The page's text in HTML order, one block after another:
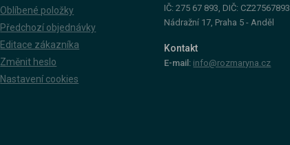
Oblíbené položky
Předchozí objednávky
Editace zákazníka
Změnit heslo
Nastavení cookies
IČ: 275 67 893, DIČ: CZ27567893
Nádražní 17, Praha 5 - Anděl
Kontakt
E-mail: info@rozmaryna.cz